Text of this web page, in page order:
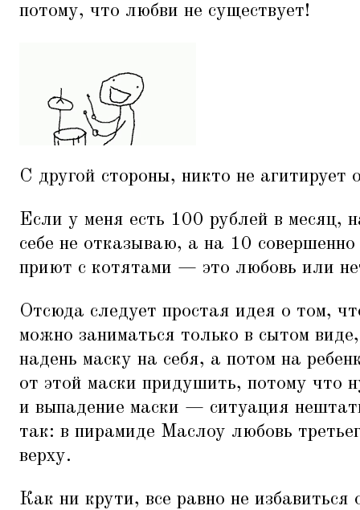
потому, что любви не существует!
С другой стороны, никто не агитирует
Если у меня есть 100 рублей в месяц,
себе не отказываю, а на 10 совершенно
приют с котятами — это любовь или
Отсюда следует простая идея о том,
можно заниматься только в сытом
надень маску на себя, а потом на
от этой маски придушить, потому что
и выпадение маски — ситуация
так: в пирамиде Маслоу любовь
верху.
Как ни крути, все равно не избавиться